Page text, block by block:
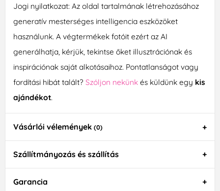
Jogi nyilatkozat: Az oldal tartalmának létrehozásához
generatív mesterséges intelligencia eszközöket
használunk. A végtermékek fotóit ezért az AI
generálhatja, kérjük, tekintse őket illusztrációnak és
inspirációnak saját alkotásaihoz. Pontatlanságot vagy
fordítási hibát talált? Szóljon nekünkés küldünk egy kis
ajándékot.
Vásárlói vélemények (0)
Szállítmányozás és szállítás
Garancia